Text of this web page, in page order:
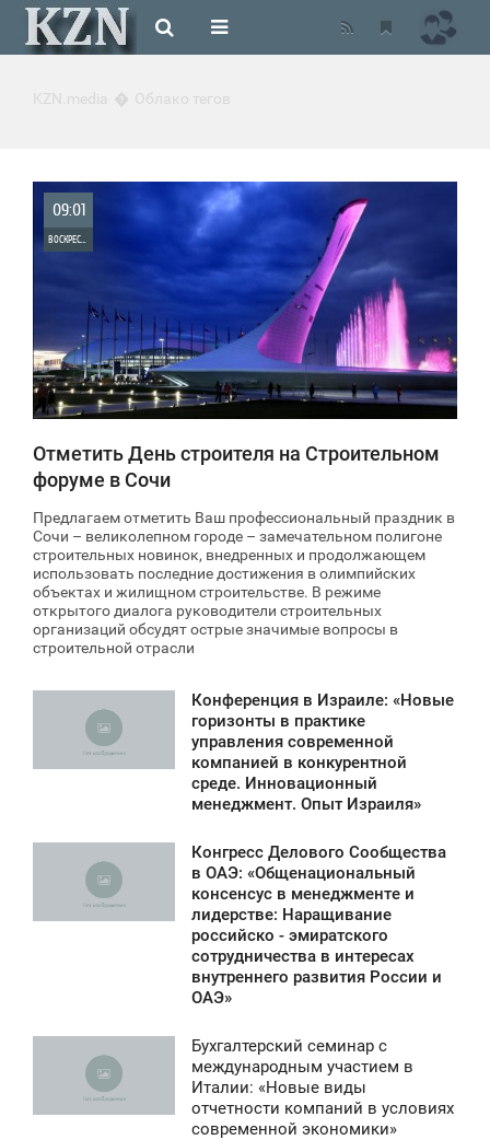
KZN.media Облако тегов
09:01
ВОСКРЕСЕНЬЕ
Отметить День строителя на Строительном
форуме в Сочи
Предлагаем отметить Ваш профессиональный праздник в
Сочи – великолепном городе – замечательном полигоне
строительных новинок, внедренных и продолжающем
использовать последние достижения в олимпийских
объектах и жилищном строительстве. В режиме
открытого диалога руководители строительных
организаций обсудят острые значимые вопросы в
строительной отрасли
Конференция в Израиле: «Новые
горизонты в практике
управления современной
компанией в конкурентной
среде. Инновационный
менеджмент. Опыт Израиля»
Конгресс Делового Сообщества
в ОАЭ: «Общенациональный
консенсус в менеджменте и
лидерстве: Наращивание
российско - эмиратского
сотрудничества в интересах
внутреннего развития России и
ОАЭ»
Бухгалтерский семинар с
международным участием в
Италии: «Новые виды
отчетности компаний в условиях
современной экономики»